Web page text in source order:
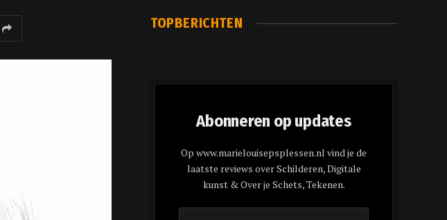
TOPBERICHTEN
Abonneren op updates
Op www.marielouisepsplessen.nl vind je de
laatste reviews over Schilderen, Digitale
kunst & Over je Schets, Tekenen.